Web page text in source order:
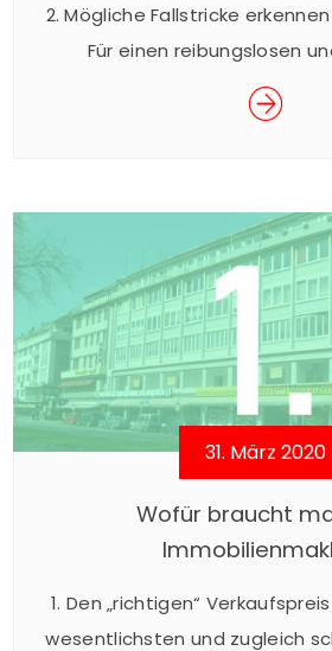
2. Mögliche Fallstricke
Für einen reibungslosen
ordentlichen Verkauf einer
frühzeitige Aufbereitung
Prüfung dieser Unterlagen
Behördenauskünften von
Auch der Verkäufer sollte
frühzeitig damit
31. März 2020
Wofür braucht
1. Den „richtigen“
wesentlichsten und zugleich